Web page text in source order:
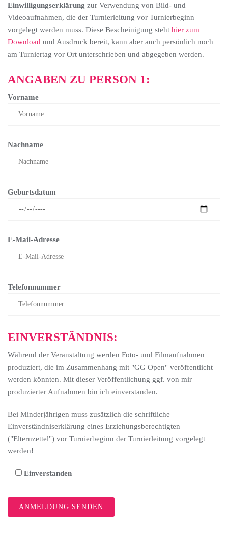
Einwilligungserklärung zur Verwendung von Bild- und
Videoaufnahmen, die der Turnierleitung vor Turnierbeginn
vorgelegt werden muss. Diese Bescheinigung steht hier zum
Download und Ausdruck bereit, kann aber auch persönlich noch
am Turniertag vor Ort unterschrieben und abgegeben werden.
ANGABEN ZU PERSON 1:
Vorname
Nachname
Geburtsdatum
E-Mail-Adresse
Telefonnummer
EINVERSTÄNDNIS:
Während der Veranstaltung werden Foto- und Filmaufnahmen
produziert, die im Zusammenhang mit "GG Open" veröffentlicht
werden könnten. Mit dieser Veröffentlichung ggf. von mir
produzierter Aufnahmen bin ich einverstanden.
Bei Minderjährigen muss zusätzlich die schriftliche
Einverständniserklärung eines Erziehungsberechtigten
("Elternzettel") vor Turnierbeginn der Turnierleitung vorgelegt
werden!
Einverstanden